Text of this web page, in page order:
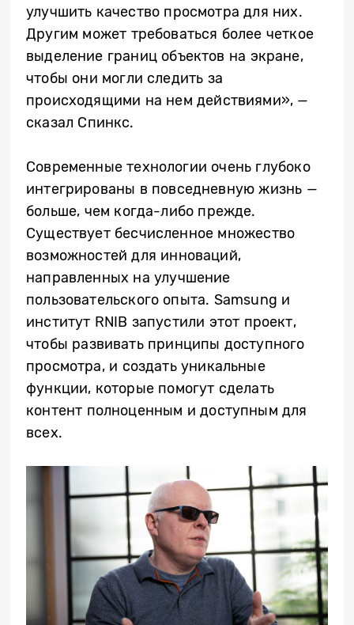
улучшить качество просмотра для них.
Другим может требоваться более четкое
выделение границ объектов на экране,
чтобы они могли следить за
происходящими на нем действиями», —
сказал Спинкс.
Современные технологии очень глубоко
интегрированы в повседневную жизнь —
больше, чем когда-либо прежде.
Существует бесчисленное множество
возможностей для инноваций,
направленных на улучшение
пользовательского опыта. Samsung и
институт RNIB запустили этот проект,
чтобы развивать принципы доступного
просмотра, и создать уникальные
функции, которые помогут сделать
контент полноценным и доступным для
всех.